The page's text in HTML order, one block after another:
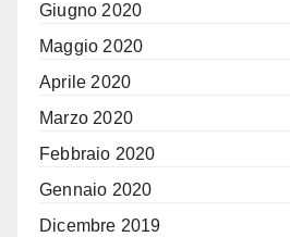
Giugno 2020
Maggio 2020
Aprile 2020
Marzo 2020
Febbraio 2020
Gennaio 2020
Dicembre 2019